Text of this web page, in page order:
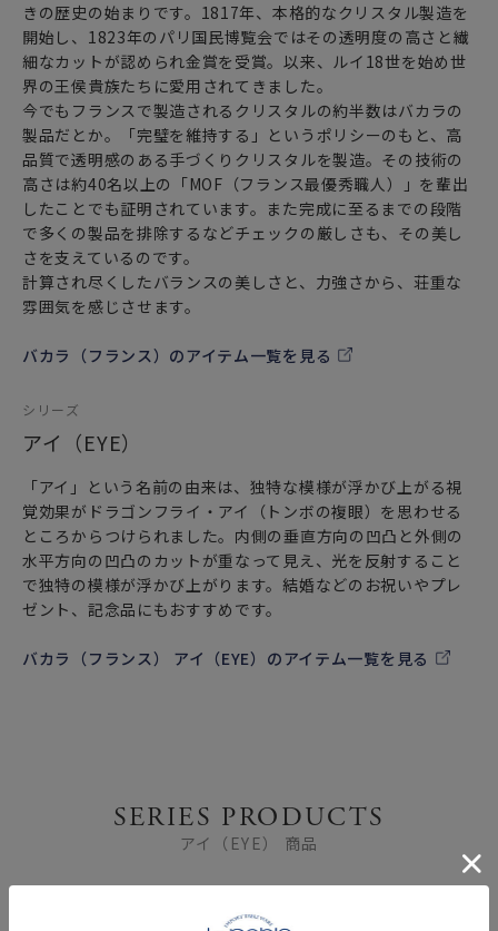
きの歴史の始まりです。1817年、本格的なクリスタル製造を
開始し、1823年のパリ国民博覧会ではその透明度の高さと繊
細なカットが認められ金賞を受賞。以来、ルイ18世を始め世
界の王侯貴族たちに愛用されてきました。
今でもフランスで製造されるクリスタルの約半数はバカラの
製品だとか。「完璧を維持する」というポリシーのもと、高
品質で透明感のある手づくりクリスタルを製造。その技術の
高さは約40名以上の「MOF（フランス最優秀職人）」を輩出
したことでも証明されています。また完成に至るまでの段階
で多くの製品を排除するなどチェックの厳しさも、その美し
さを支えているのです。
計算され尽くしたバランスの美しさと、力強さから、荘重な
雰囲気を感じさせます。
バカラ（フランス）のアイテム一覧を見る
シリーズ
アイ（EYE）
「アイ」という名前の由来は、独特な模様が浮かび上がる視
覚効果がドラゴンフライ・アイ（トンボの複眼）を思わせる
ところからつけられました。内側の垂直方向の凹凸と外側の
水平方向の凹凸のカットが重なって見え、光を反射すること
で独特の模様が浮かび上がります。結婚などのお祝いやプレ
ゼント、記念品にもおすすめです。
バカラ（フランス） アイ（EYE）のアイテム一覧を見る
SERIES PRODUCTS
アイ（EYE） 商品